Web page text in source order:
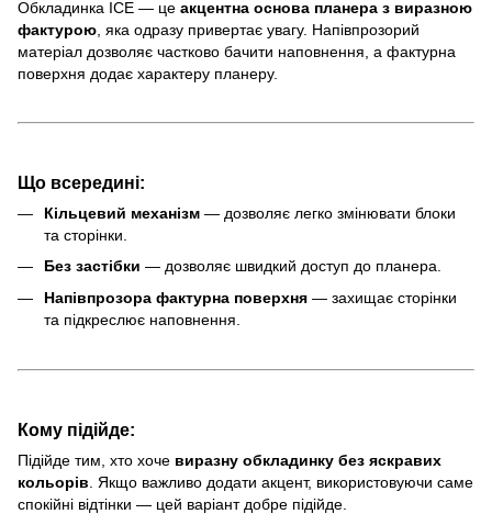
Обкладинка ICE — це акцентна основа планера з виразною
фактурою, яка одразу привертає увагу. Напівпрозорий
матеріал дозволяє частково бачити наповнення, а фактурна
поверхня додає характеру планеру.
Що всередині:
Кільцевий механізм — дозволяє легко змінювати блоки
та сторінки.
Без застібки — дозволяє швидкий доступ до планера.
Напівпрозора фактурна поверхня — захищає сторінки
та підкреслює наповнення.
Кому підійде:
Підійде тим, хто хоче виразну обкладинку без яскравих
кольорів . Якщо важливо додати акцент, використовуючи саме
спокійні відтінки — цей варіант добре підійде.